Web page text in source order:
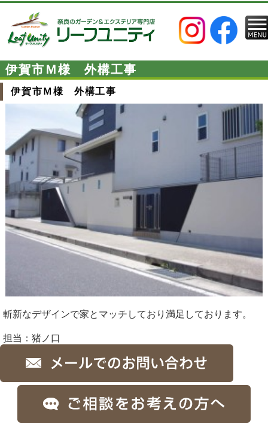
伊賀市Ｍ様 外構工事
伊賀市Ｍ様 外構工事
斬新なデザインで家とマッチしており満足しております。
担当：猪ノ口